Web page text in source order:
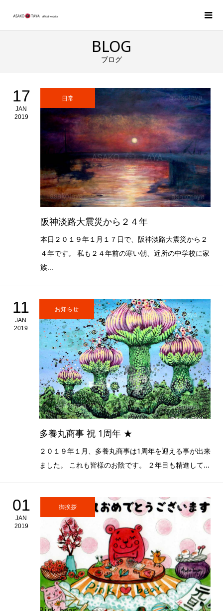
BLOG
ブログ
17
JAN
2019
日常
阪神淡路大震災から２４年
本日２０１９年１月１７日で、阪神淡路大震災から２
４年です。 私も２４年前の寒い朝、近所の中学校に家
族...
11
JAN
2019
お知らせ
多養丸商事 祝 1周年 ★
２０１９年１月、多養丸商事は1周年を迎える事が出来
ました。 これも皆様のお陰です。 ２年目も精進して...
01
JAN
2019
御挨拶